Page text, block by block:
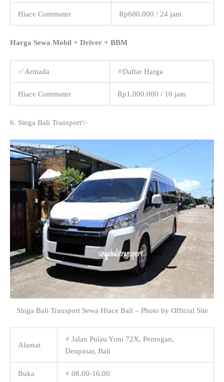
Hiace Commuter Rp600.000 / 24 jam
Harga Sewa Mobil + Driver + BBM
✅Armada ⭐Daftar Harga
Hiace Commuter Rp1.000.000 / 10 jam
6. Singa Bali Transport✨
Singa Bali Transport Sewa Hiace Bali – Photo by Official Site
Alamat
⚡ Jalan Pulau Yoni 72X, Pemogan,
Denpasar, Bali
Buka ⚡ 08.00-16.00